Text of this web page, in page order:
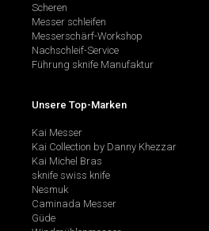
Scheren
Messer schleifen
Messerschärf-Workshop
Nachschleif-Service
Führung sknife Manufaktur
Unsere Top-Marken
Kai Messer
Kai Collection by Danny Khezzar
Kai Michel Bras
sknife swiss knife
Nesmuk
Caminada Messer
Güde